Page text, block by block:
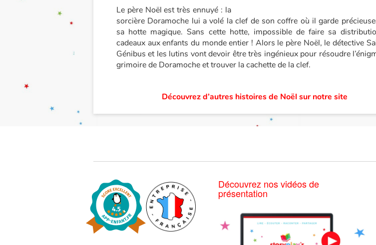
Le père Noël est très ennuyé : la
sorcière Doramoche lui a volé la clef de son coffre où il garde
sa hotte magique. Sans cette hotte, impossible de faire sa
cadeaux aux enfants du monde entier ! Alors le père Noël, le détective
Génibus et les lutins vont devoir être très ingénieux pour résoudre
grimoire de Doramoche et trouver la cachette de la clef.
Découvrez d’autres histoires de Noël sur notre site
Découvrez nos vidéos de
présentation